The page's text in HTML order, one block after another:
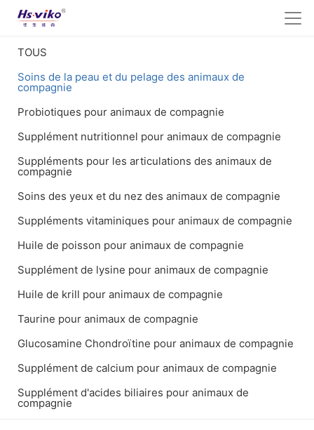
TOUS
Soins de la peau et du pelage des animaux de
compagnie
Probiotiques pour animaux de compagnie
Supplément nutritionnel pour animaux de compagnie
Suppléments pour les articulations des animaux de
compagnie
Soins des yeux et du nez des animaux de compagnie
Suppléments vitaminiques pour animaux de compagnie
Huile de poisson pour animaux de compagnie
Supplément de lysine pour animaux de compagnie
Huile de krill pour animaux de compagnie
Taurine pour animaux de compagnie
Glucosamine Chondroïtine pour animaux de compagnie
Supplément de calcium pour animaux de compagnie
Supplément d'acides biliaires pour animaux de
compagnie